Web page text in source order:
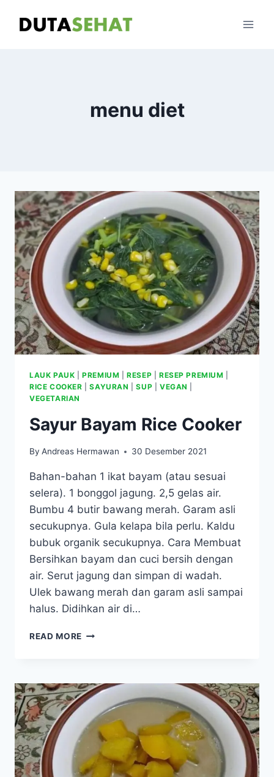
menu diet
LAUK PAUK |PREMIUM |RESEP RESEP PREMIUM
RICE COOKER |SAYURAN |SUP VEGAN
VEGETARIAN
Sayur Bayam Rice Cooker
By Andreas Hermawan 30 Desember 2021
Bahan-bahan 1 ikat bayam (atau sesuai
selera). 1 bonggol jagung. 2,5 gelas air.
Bumbu 4 butir bawang merah. Garam asli
secukupnya. Gula kelapa bila perlu. Kaldu
bubuk organik secukupnya. Cara Membuat
Bersihkan bayam dan cuci bersih dengan
air. Serut jagung dan simpan di wadah.
Ulek bawang merah dan garam asli sampai
halus. Didihkan air di…
READ MORE SAYUR